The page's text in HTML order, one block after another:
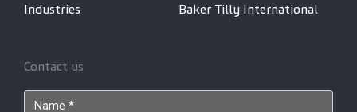
Industries Baker Tilly International
Contact us